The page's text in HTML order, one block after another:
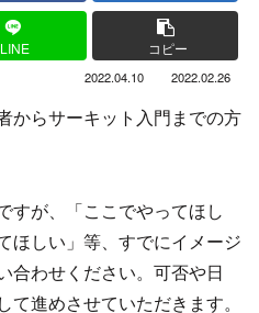
LINE コピー
2022.04.10 2022.02.26
からサーキット入門までの方
すが、「ここでやってほし
ほしい」等、すでにイメージ
合わせください。可否や日
進めさせていただきます。